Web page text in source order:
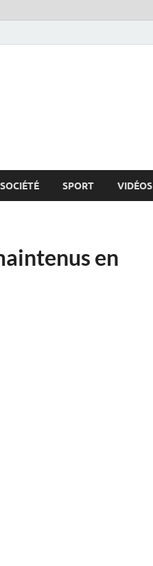
SOCIÉTÉ SPORT VIDÉOS
en